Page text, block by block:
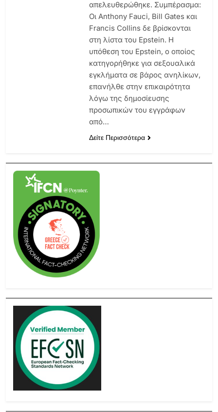
απελευθερώθηκε. Συμπέρασμα:
Οι Anthony Fauci, Bill Gates και
Francis Collins δε βρίσκονται
στη λίστα του Epstein. Η
υπόθεση του Epstein, ο οποίος
κατηγορήθηκε για σεξουαλικά
εγκλήματα σε βάρος ανηλίκων,
επανήλθε στην επικαιρότητα
λόγω της δημοσίευσης
προσωπικών του εγγράφων
από…
Δείτε Περισσότερα